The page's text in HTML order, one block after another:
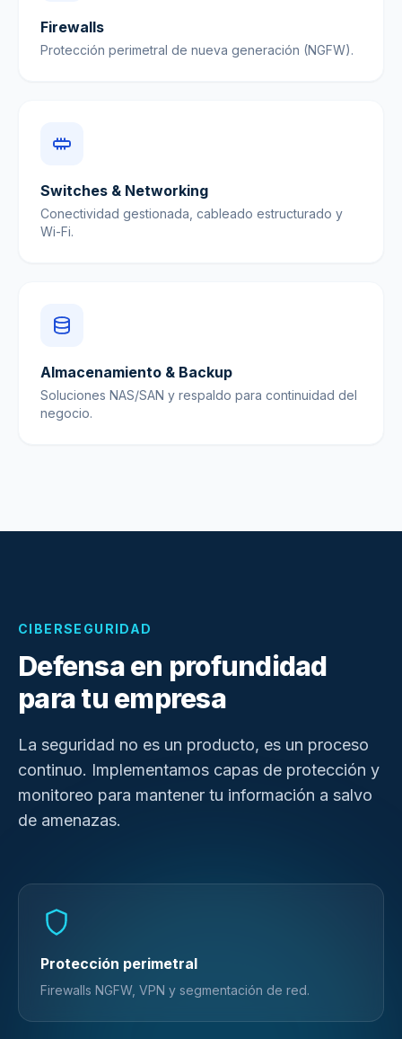
Firewalls
Protección perimetral de nueva generación (NGFW).
Switches & Networking
Conectividad gestionada, cableado estructurado y
Wi-Fi.
Almacenamiento & Backup
Soluciones NAS/SAN y respaldo para continuidad del
negocio.
CIBERSEGURIDAD
Defensa en profundidad
para tu empresa
La seguridad no es un producto, es un proceso
continuo. Implementamos capas de protección y
monitoreo para mantener tu información a salvo
de amenazas.
Protección perimetral
Firewalls NGFW, VPN y segmentación de red.